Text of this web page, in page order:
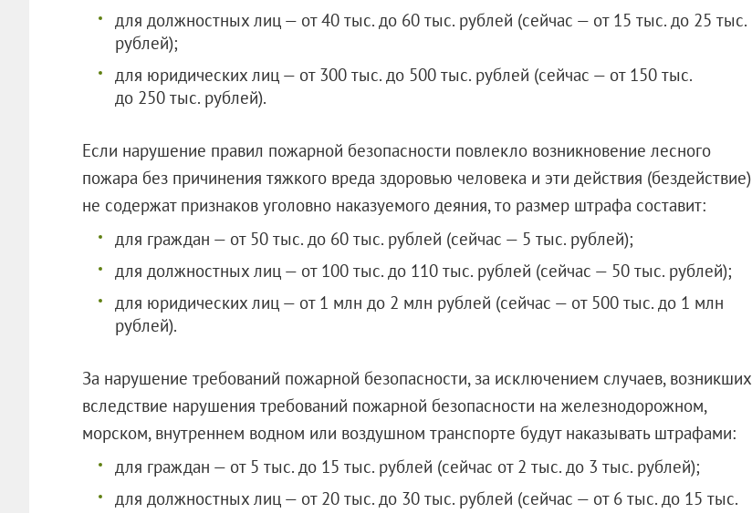
для должностных лиц — от 40 тыс. до 60 тыс. рублей (сейчас — от 15 тыс. до 25 тыс.
рублей);
для юридических лиц — от 300 тыс. до 500 тыс. рублей (сейчас — от 150 тыс.
до 250 тыс. рублей).
Если нарушение правил пожарной безопасности повлекло возникновение лесного
пожара без причинения тяжкого вреда здоровью человека и эти действия (бездействие)
не содержат признаков уголовно наказуемого деяния, то размер штрафа составит:
для граждан — от 50 тыс. до 60 тыс. рублей (сейчас — 5 тыс. рублей);
для должностных лиц — от 100 тыс. до 110 тыс. рублей (сейчас — 50 тыс. рублей);
для юридических лиц — от 1 млн до 2 млн рублей (сейчас — от 500 тыс. до 1 млн
рублей).
За нарушение требований пожарной безопасности, за исключением случаев, возникших
вследствие нарушения требований пожарной безопасности на железнодорожном,
морском, внутреннем водном или воздушном транспорте будут наказывать штрафами:
для граждан — от 5 тыс. до 15 тыс. рублей (сейчас от 2 тыс. до 3 тыс. рублей);
для должностных лиц — от 20 тыс. до 30 тыс. рублей (сейчас — от 6 тыс. до 15 тыс.